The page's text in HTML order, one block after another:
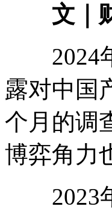
文｜
2024年
露对中国
个月的调
博弈角力
2023年